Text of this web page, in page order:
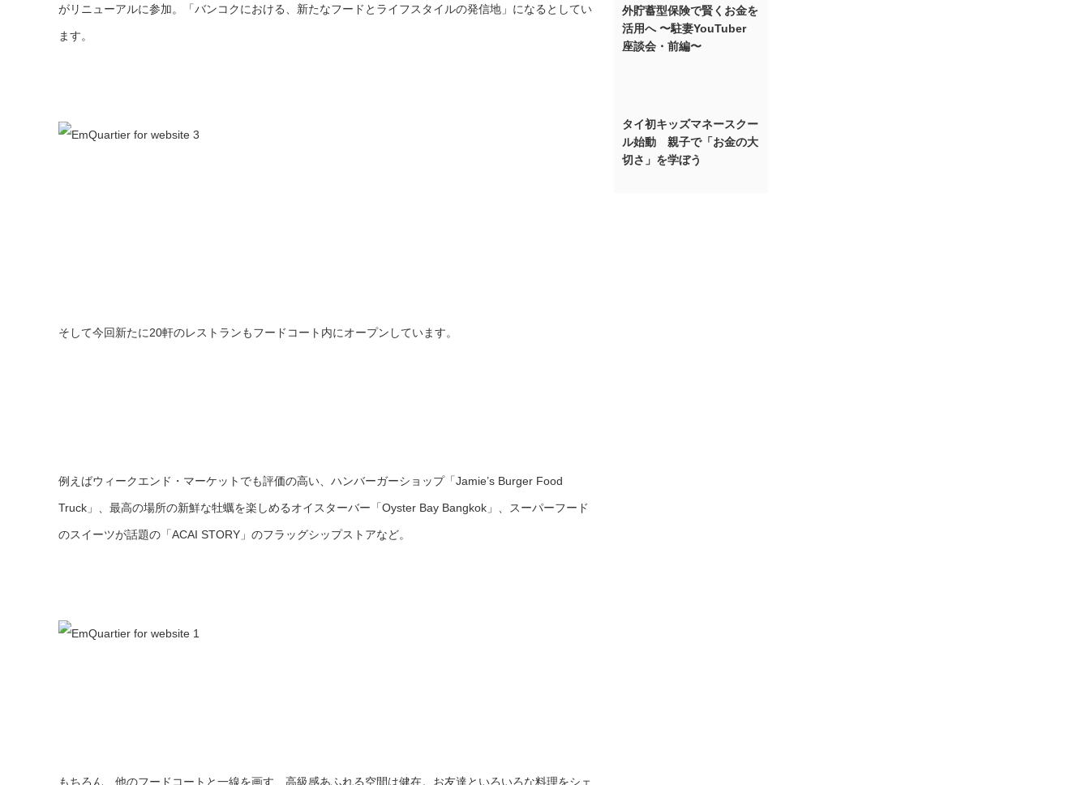
がリニューアルに参加。「バンコクにおける、新たなフードとライフスタイルの発信地」になるとしてい
ます。
そして今回新たに20軒のレストランもフードコート内にオープンしています。
例えばウィークエンド・マーケットでも評価の高い、ハンバーガーショップ「Jamie’s Burger Food
Truck」、最高の場所の新鮮な牡蠣を楽しめるオイスターバー「Oyster Bay Bangkok」、スーパーフード
のスイーツが話題の「ACAI STORY」のフラッグシップストアなど。
もちろん、他のフードコートと一線を画す、高級感あふれる空間は健在。お友達といろいろな料理をシェ
外貯蓄型保険で賢くお金を
活用へ 〜駐妻YouTuber
座談会・前編〜
タイ初キッズマネースクー
ル始動 親子で「お金の大
切さ」を学ぼう